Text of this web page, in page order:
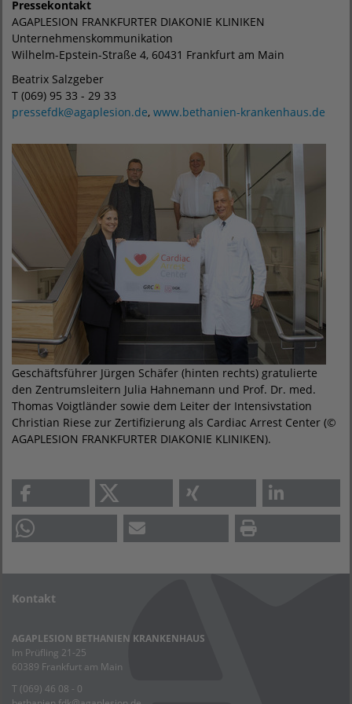
Pressekontakt
AGAPLESION FRANKFURTER DIAKONIE KLINIKEN
Unternehmenskommunikation
Wilhelm-Epstein-Straße 4, 60431 Frankfurt am Main
Beatrix Salzgeber
T (069) 95 33 - 29 33
pressefdk@agaplesion.de, www.bethanien-krankenhaus.de
Geschäftsführer Jürgen Schäfer (hinten rechts) gratulierte
den Zentrumsleitern Julia Hahnemann und Prof. Dr. med.
Thomas Voigtländer sowie dem Leiter der Intensivstation
Christian Riese zur Zertifizierung als Cardiac Arrest Center (©
AGAPLESION FRANKFURTER DIAKONIE KLINIKEN).
Kontakt
AGAPLESION BETHANIEN KRANKENHAUS
Im Prüfling 21-25
60389 Frankfurt am Main
T (069) 46 08 - 0